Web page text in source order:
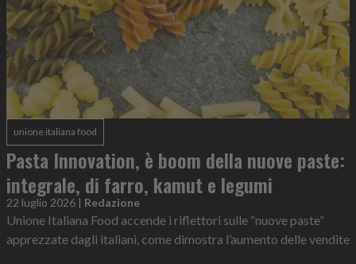
unione italiana food
Pasta Innovation, è boom della nuove paste:
integrale, di farro, kamut e legumi
22 luglio 2026 | Redazione
Unione Italiana Food accende i riflettori sulle “nuove paste”
apprezzate dagli italiani, come dimostra l’aumento delle vendite